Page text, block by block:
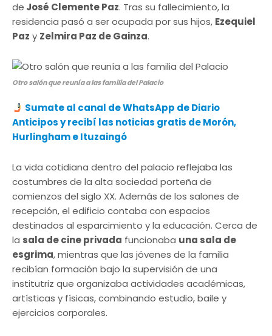
de José Clemente Paz. Tras su fallecimiento, la
residencia pasó a ser ocupada por sus hijos, Ezequiel
Paz y Zelmira Paz de Gainza.
Otro salón que reunía a las familia del Palacio
Sumate al canal de WhatsApp de Diario
Anticipos y recibí las noticias gratis de Morón,
Hurlingham e Ituzaingó
La vida cotidiana dentro del palacio reflejaba las
costumbres de la alta sociedad porteña de
comienzos del siglo XX. Además de los salones de
recepción, el edificio contaba con espacios
destinados al esparcimiento y la educación. Cerca de
la sala de cine privada funcionaba una sala de
esgrima, mientras que las jóvenes de la familia
recibían formación bajo la supervisión de una
institutriz que organizaba actividades académicas,
artísticas y físicas, combinando estudio, baile y
ejercicios corporales.